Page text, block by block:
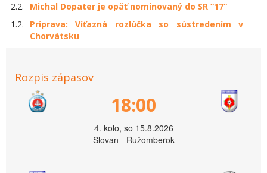
2.2.
Michal Dopater je opäť nominovaný do SR “17“
1.2.
Príprava: Víťazná rozlúčka so sústredením v
Chorvátsku
Rozpis zápasov
18:00
4. kolo, so 15.8.2026
Slovan - Ružomberok